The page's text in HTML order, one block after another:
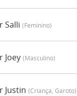
Salli (feminino)
Joey (masculino)
Justin (criança, Garoto)